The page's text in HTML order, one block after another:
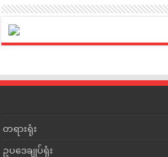
တရားရုံး
ဥပဒေချုပ်ရုံး